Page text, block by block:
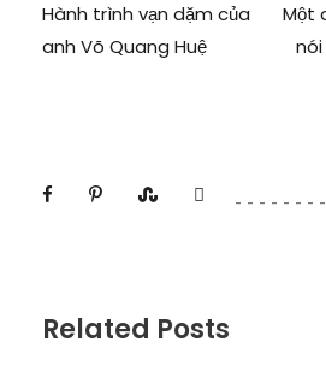
Hành trình vạn dặm của
anh Võ Quang Huệ
Một
Related Posts